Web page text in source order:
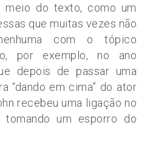
meio do texto, como um
que muitas vezes não
com o tópico
por exemplo, no ano
depois de passar uma
“dando em cima” do ator
recebeu uma ligação no
tomando um esporro do